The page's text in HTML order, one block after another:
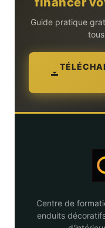
Guide pratique
Centre de
enduits